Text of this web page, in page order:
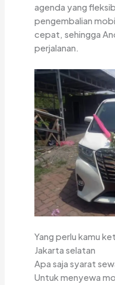
agenda yang
pengembalian
cepat, sehingga
perjalanan.
Yang perlu kamu
Jakarta selatan
Apa saja syarat
Untuk menyewa